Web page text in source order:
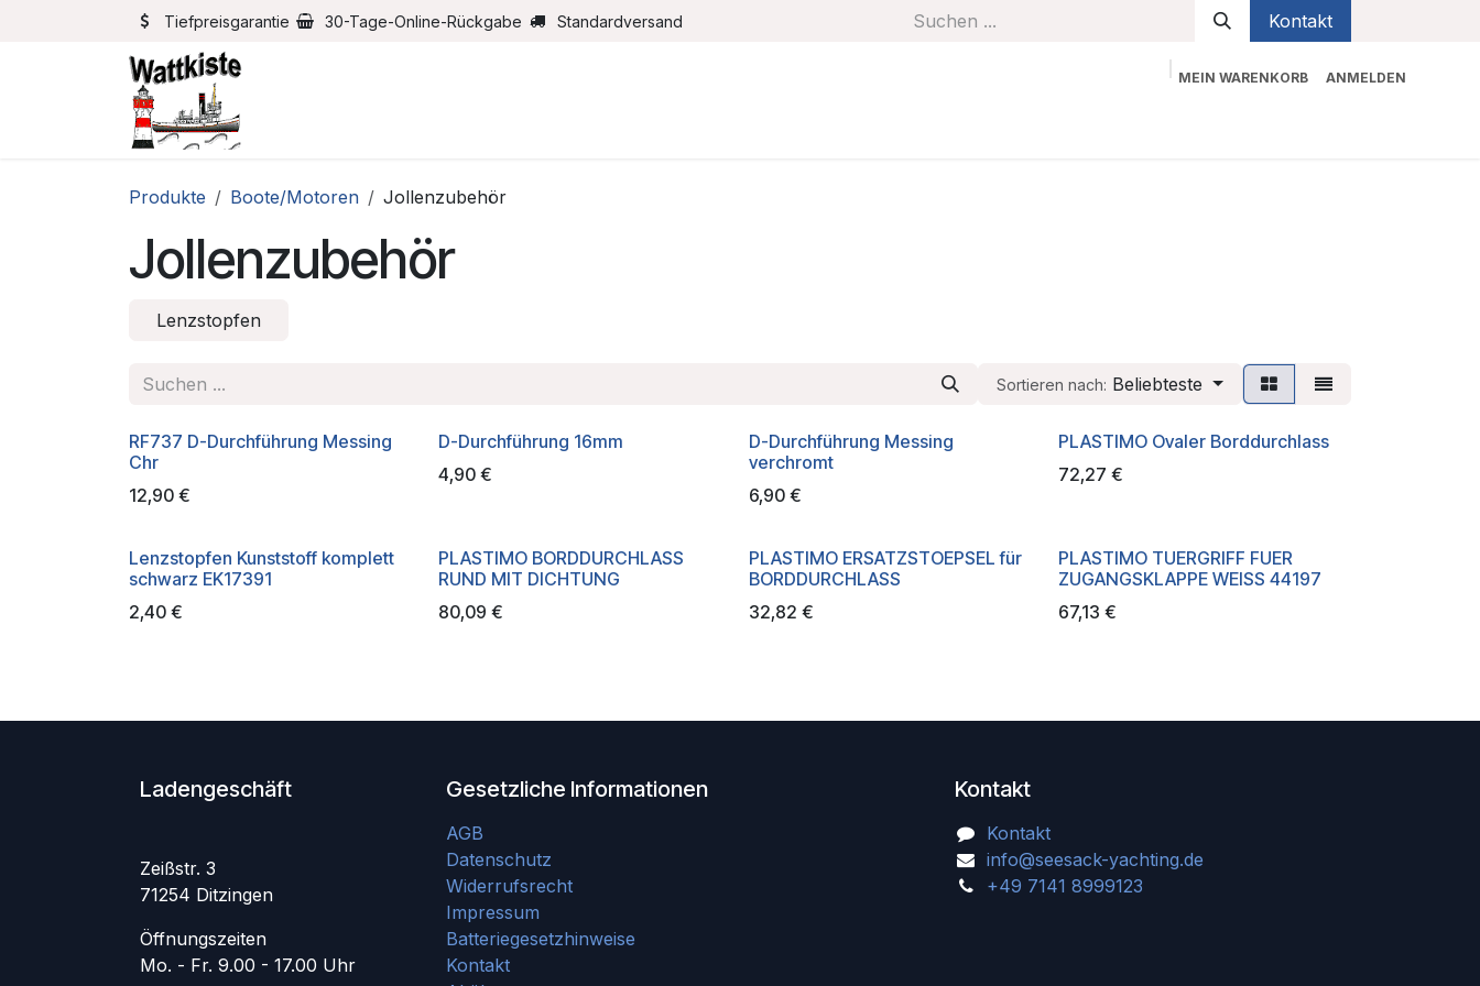
Zum Inhalt springenTiefpreisgarantie 30-Tage-Online-Rückgabe Standardversand Kontakt
MEIN WARENKORB ANMELDEN
Produkte Boote/Motoren Jollenzubehör
Jollenzubehör
Lenzstopfen
Sortieren nach: Beliebteste
RF737 D-Durchführung Messing
Chr
12,90 €
D-Durchführung 16mm
4,90 €
D-Durchführung Messing
verchromt
6,90€
PLASTIMO Ovaler Borddurchlass
72,27 €
Lenzstopfen Kunststoff komplett
schwarz EK17391
2,40 €
PLASTIMO BORDDURCHLASS
RUND MIT DICHTUNG
80,09 €
PLASTIMO ERSATZSTOEPSEL für
BORDDURCHLASS
32,82 €
PLASTIMO TUERGRIFF FUER
ZUGANGSKLAPPE WEISS 44197
67,13 €
Ladengeschäft
Zeißstr. 3
71254 Ditzingen
Öffnungszeiten
Mo. - Fr. 9.00 - 17.00 Uhr
Kontakt
Kontakt
info@seesack-yachting.de
+49 7141 8999123
Gesetzliche Informationen
AGB
Datenschutz
Widerrufsrecht
Impressum
Batteriegesetzhinweise
Kontakt